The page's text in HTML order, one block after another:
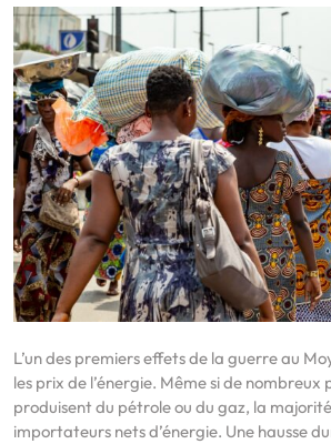
L’un des premiers effets de la guerre au
les prix de l’énergie. Même si de nombreux
produisent du pétrole ou du gaz, la
importateurs nets d’énergie. Une hausse